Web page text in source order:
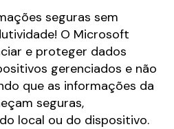
seguras sem
O Microsoft
e proteger dados
gerenciados e não
que as informações da
seguras,
local ou do dispositivo.